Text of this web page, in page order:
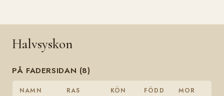
Halvsyskon
PÅ FADERSIDAN (8)
NAMN RAS KÖN FÖDD MOR